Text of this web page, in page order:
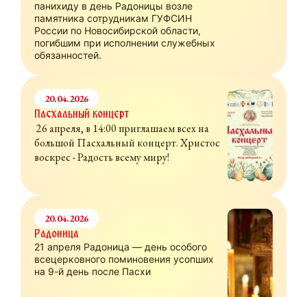
панихиду в день Радоницы возле
памятника сотрудникам ГУФСИН
России по Новосибирской области,
погибшим при исполнении служебных
обязанностей.
20.04.2026
Пасхальный концерт
26 апреля, в 14:00 приглашаем всех на
большой Пасхальный концерт. Христос
воскрес - Радость всему миру!
20.04.2026
Радоница
21 апреля Радоница — день особого
всецерковного поминовения усопших
на 9-й день после Пасхи